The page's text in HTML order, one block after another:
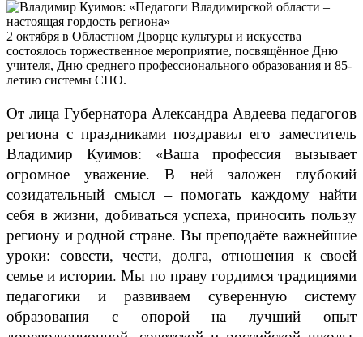
2 октября в Областном Дворце культуры и искусства
состоялось торжественное мероприятие, посвящённое Дню
учителя, Дню среднего профессионального образования и 85-
летию системы СПО.
От лица Губернатора Александра Авдеева педагогов
региона с праздниками поздравил его заместитель
Владимир Куимов: «Ваша профессия вызывает
огромное уважение. В ней заложен глубокий
созидательный смысл – помогать каждому найти
себя в жизни, добиваться успеха, приносить пользу
региону и родной стране. Вы преподаёте важнейшие
уроки: совести, чести, долга, отношения к своей
семье и истории. Мы по праву гордимся традициями
педагогики и развиваем суверенную систему
образования с опорой на лучший опыт